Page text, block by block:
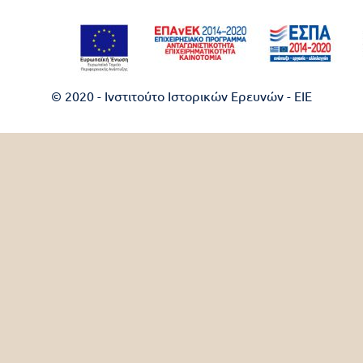
© 2020 - Ινστιτούτο Ιστορικών Ερευνών - EIE